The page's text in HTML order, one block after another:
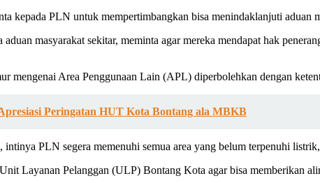
kepada PLN untuk mempertimbangkan bisa menindaklanjuti aduan
aduan masyarakat sekitar, meminta agar mereka mendapat hak
mengenai Area Penggunaan Lain (APL) diperbolehkan dengan
Peringatan HUT Kota Bontang ala MBKB
PLN segera memenuhi semua area yang belum terpenuhi
Layanan Pelanggan (ULP) Bontang Kota agar bisa memberikan